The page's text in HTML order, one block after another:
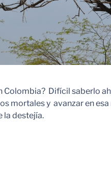
Difícil saberlo
mortales y avanzar en
la destejía.